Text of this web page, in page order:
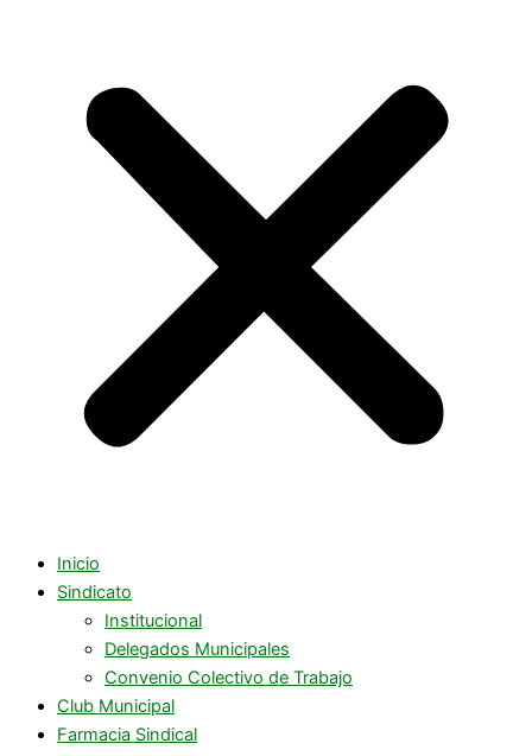
Inicio
Sindicato
Institucional
Delegados Municipales
Convenio Colectivo de Trabajo
Club Municipal
Farmacia Sindical